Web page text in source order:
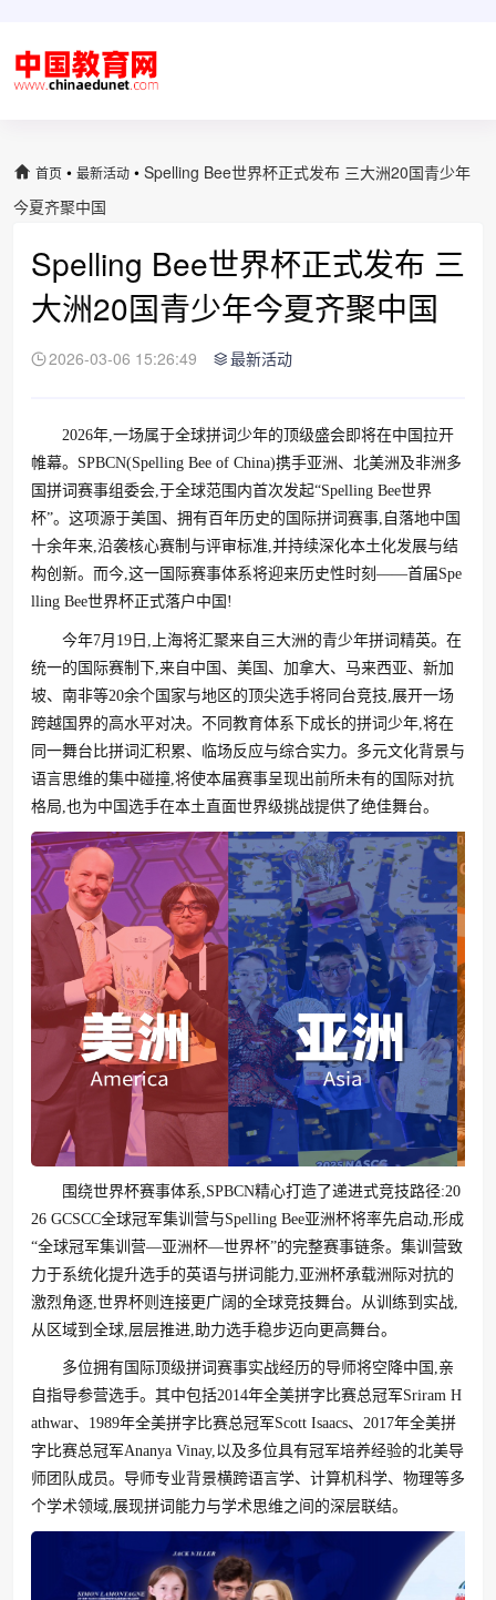
首页 • 最新活动 • Spelling Bee世界杯正式发布 三大洲20国青少年
今夏齐聚中国
Spelling Bee世界杯正式发布 三
大洲20国青少年今夏齐聚中国
2026-03-06 15:26:49 最新活动
2026年,一场属于全球拼词少年的顶级盛会即将在中国拉开
帷幕。SPBCN(Spelling Bee of China)携手亚洲、北美洲及非洲多
国拼词赛事组委会,于全球范围内首次发起“Spelling Bee世界
杯”。这项源于美国、拥有百年历史的国际拼词赛事,自落地中国
十余年来,沿袭核心赛制与评审标准,并持续深化本土化发展与结
构创新。而今,这一国际赛事体系将迎来历史性时刻——首届Spe
lling Bee世界杯正式落户中国!
今年7月19日,上海将汇聚来自三大洲的青少年拼词精英。在
统一的国际赛制下,来自中国、美国、加拿大、马来西亚、新加
坡、南非等20余个国家与地区的顶尖选手将同台竞技,展开一场
跨越国界的高水平对决。不同教育体系下成长的拼词少年,将在
同一舞台比拼词汇积累、临场反应与综合实力。多元文化背景与
语言思维的集中碰撞,将使本届赛事呈现出前所未有的国际对抗
格局,也为中国选手在本土直面世界级挑战提供了绝佳舞台。
围绕世界杯赛事体系,SPBCN精心打造了递进式竞技路径:20
26 GCSCC全球冠军集训营与Spelling Bee亚洲杯将率先启动,形成
“全球冠军集训营—亚洲杯—世界杯”的完整赛事链条。集训营致
力于系统化提升选手的英语与拼词能力,亚洲杯承载洲际对抗的
激烈角逐,世界杯则连接更广阔的全球竞技舞台。从训练到实战,
从区域到全球,层层推进,助力选手稳步迈向更高舞台。
多位拥有国际顶级拼词赛事实战经历的导师将空降中国,亲
自指导参营选手。其中包括2014年全美拼字比赛总冠军Sriram H
athwar、1989年全美拼字比赛总冠军Scott Isaacs、2017年全美拼
字比赛总冠军Ananya Vinay,以及多位具有冠军培养经验的北美导
师团队成员。导师专业背景横跨语言学、计算机科学、物理等多
个学术领域,展现拼词能力与学术思维之间的深层联结。